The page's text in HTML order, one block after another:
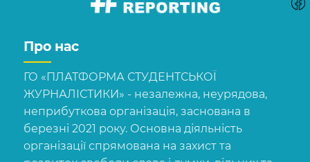
Про нас
ГО «ПЛАТФОРМА СТУДЕНТСЬКОЇ
ЖУРНАЛІСТИКИ» - незалежна, неурядова,
неприбуткова організація, заснована в
березні 2021 року. Основна діяльність
організації спрямована на захист та